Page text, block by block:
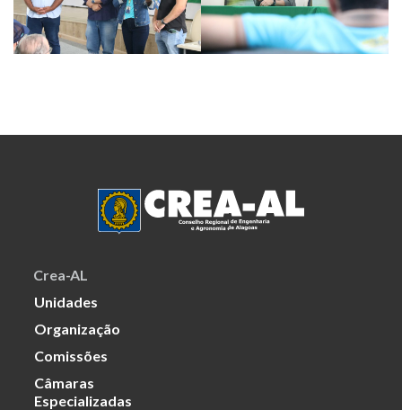
Crea-AL
Unidades
Organização
Comissões
Câmaras
Especializadas